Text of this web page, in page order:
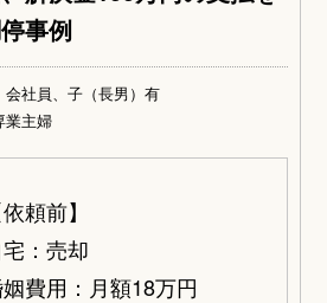
事例
会社員、子（長男）有
業主婦
依頼前】
：売却
費用：月額18万円